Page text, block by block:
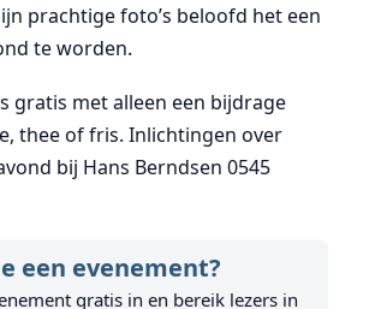
prachtige foto’s beloofd het een
te worden.
gratis met alleen een bijdrage
thee of fris. Inlichtingen over
bij Hans Berndsen 0545
een evenement?
gratis in en bereik lezers in